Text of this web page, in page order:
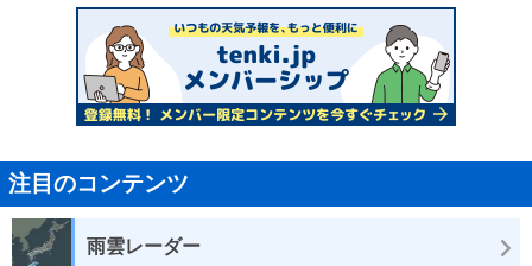
注目のコンテンツ
雨雲レーダー